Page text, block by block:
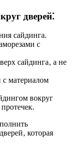
дверей⁚
сайдинга.
с
сайдинга‚ а не
с материалом
вокруг
которая